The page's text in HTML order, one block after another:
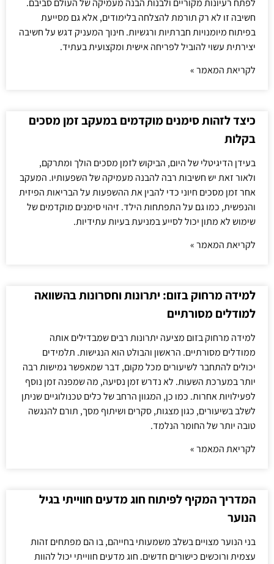
לפתח רעיונות מקוריים ולבנות הבנה מעמיקה של העולם סביבם.
חשיבה זו לא רק תורמת להצלחה בלימודים, אלא גם מסייעת
בפיתוח מיומנויות חברתיות ורגשיות. חינוך המעניק דגש על חשיבה
יצירתית עשוי להוביל לפריחה אישית ומקצועית בעתיד.
לקריאת המאמר »
כיצד לזהות סימנים מוקדמים במעקב זמן מסכים
בקלות
בעידן הדיגיטלי של היום, הביקוש לזמן מסכים הולך ומתרקם,
ולאור זאת יש חשיבות רבה להבנה מעמיקה של השפעותיו. המעקב
אחר זמן מסכים חיוני כדי להבין את ההשפעות על הבריאות הפיזית
והנפשית, כמו גם על התפתחות הילד. זיהוי סימנים מוקדמים של
שימוש לא מתון יכול לסייע במניעת בעיות עתידיות.
לקריאת המאמר »
למידה מרחוק בזום: יתרונות וחסרונות בהשוואה
למודלים מסורתיים
למידה מרחוק בזום מציעה יתרונות רבים שמבדילים אותה
ממודלים מסורתיים. הראשון והבולט הוא הנגישות. תלמידים
יכולים להתחבר לשיעורים מכל מקום, דבר שמאפשר גמישות רבה
יותר במערכת השעות. לא נדרש זמן נסיעה, מה שמפנה זמן נוסף
לפעילויות אחרות. כמו כן, המגוון הרחב של כלים טכנולוגיים שניתן
לשלב בשיעורים, כגון מצגות, סקרים ושיתוף מסך, תורם להנגשה
טובה יותר של החומר הנלמד.
לקריאת המאמר »
המדריך המקיף לפיתוח חוג מדעים חווייתי בגיל
הנוער
בני הנוער מצויים בשלב משמעותי בחייהם, בו הם מפתחים זהות
עצמית ורוכשים כישורים חדשים. חוג מדעים חווייתי יכול להוות